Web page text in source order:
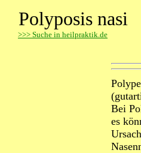
Polyposis nasi
>>> Suche in heilpraktik.de
Bei
es